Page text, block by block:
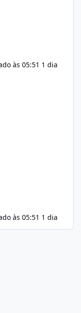
às 05:51 1 dia
às 05:51 1 dia